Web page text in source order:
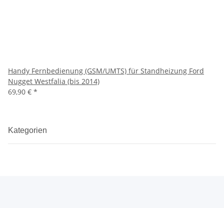
Handy Fernbedienung (GSM/UMTS) für Standheizung Ford
Nugget Westfalia (bis 2014)
69,90 € *
Kategorien